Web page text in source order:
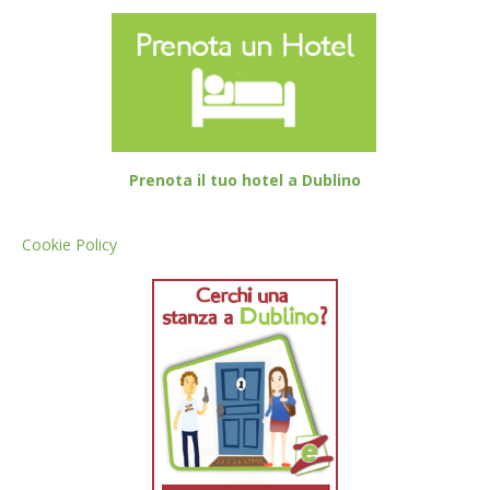
Prenota il tuo hotel a Dublino
Cookie Policy